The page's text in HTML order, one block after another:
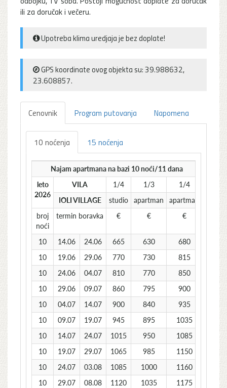
ili za doručak i večeru.
Upotreba klima uredjaja je bez doplate!
GPS koordinate ovog objekta su: 39.988632,
23.608857.
Cenovnik Program putovanja Napomena
10 noćenja 15 noćenja
Najam apartmana na bazi 10 noći/11 dana
leto
2026
VILA 1/4 1/3
1/4
IOLI VILLAGE
studio apartman
apartman
broj
noći
termin boravka € € €
10 14.06 24.06 665 630
680
10
19.06 29.06 770 730
815
10
24.06 04.07 810 770
850
10
29.06 09.07 860 795
900
10
04.07 14.07 900 840
935
10
09.07 19.07 945 895
1035
10
14.07 24.07 1015 950
1085
10
19.07 29.07 1065 985
1150
10
24.07 03.08 1085 1000
1160
10
29.07 08.08 1120 1035
1175